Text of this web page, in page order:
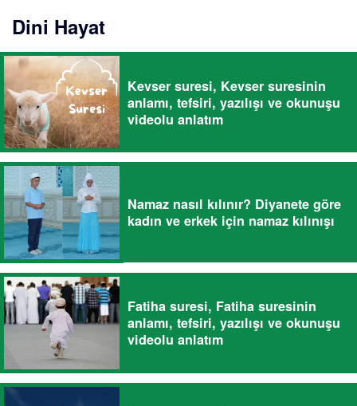
Dini Hayat
Kevser suresi, Kevser suresinin
anlamı, tefsiri, yazılışı ve okunuşu
videolu anlatım
Namaz nasıl kılınır? Diyanete göre
kadın ve erkek için namaz kılınışı
Fatiha suresi, Fatiha suresinin
anlamı, tefsiri, yazılışı ve okunuşu
videolu anlatım